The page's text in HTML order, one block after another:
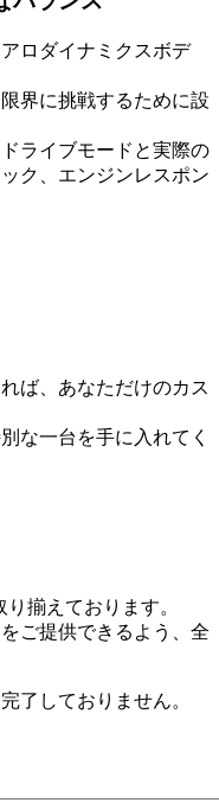
ロダイナミクスボデ
界に挑戦するために設
ライブモードと実際の
ク、エンジンレスポン
ば、あなただけのカス
な一台を手に入れてく
揃えております。
ご提供できるよう、全
了しておりません。